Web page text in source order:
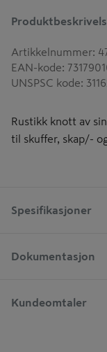
Artikkelnummer:
EAN-kode:
UNSPSC kode:
Rustikk knott av
til skuffer, skap/-
Spesifikasjoner
Dokumentasjon
Kundeomtaler